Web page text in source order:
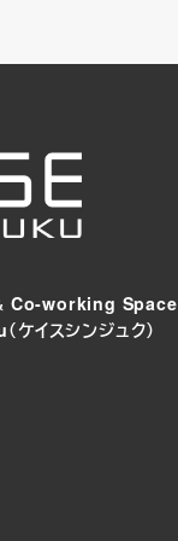
Co-working Space
イスシンジュク）